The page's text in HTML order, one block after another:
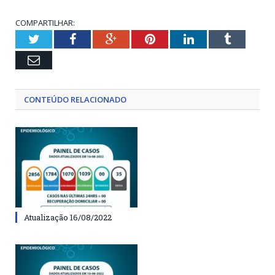
COMPARTILHAR:
TwitterFacebookGoogle+PinterestLinkedInTumblr
Email
CONTEÚDO RELACIONADO
Atualização 16/08/2022